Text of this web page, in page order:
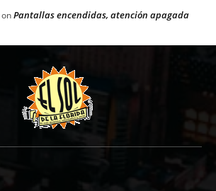
onPantallas encendidas, atención apagada